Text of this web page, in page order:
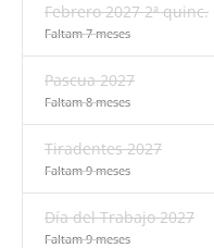
Febrero 2027 2ª quinc.
Faltam 7 meses
Pascua 2027
Faltam 8 meses
Tiradentes 2027
Faltam 9 meses
Día del Trabajo 2027
Faltam 9 meses